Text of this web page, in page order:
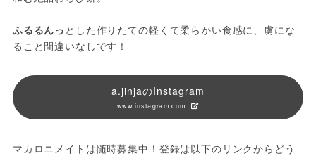
ふるるんっ とした作りたての軽くて柔らかい食感に、虜にな
ること間違いなしです！
a.jinjaのInstagram
www.instagram.com
マカロニメイトは随時募集中！登録は以下のリンクからどう